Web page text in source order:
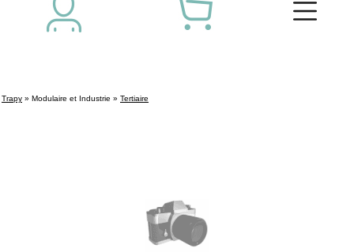
Trapy » Modulaire et Industrie » Tertiaire